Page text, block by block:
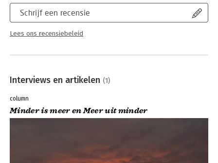
Schrijf een recensie
Lees ons recensiebeleid
Interviews en artikelen (1)
column
Minder is meer en Meer uit minder